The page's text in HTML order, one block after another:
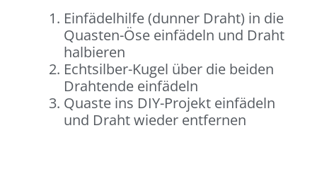
Einfädelhilfe (dunner Draht) in die
Quasten-Öse einfädeln und Draht
halbieren
Echtsilber-Kugel über die beiden
Drahtende einfädeln
Quaste ins DIY-Projekt einfädeln
und Draht wieder entfernen